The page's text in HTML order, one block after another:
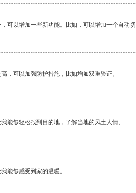
可以增加一些新功能。比如，可以增加一个自动
，可以加强防护措施，比如增加双重验证。
能够轻松找到目的地，了解当地的风土人情。
能够感受到家的温暖。